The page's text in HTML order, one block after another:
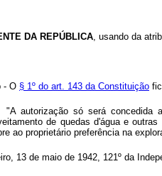
DA REPÚBLICA, usando da
- O § 1º do art. 143 da Constituição
"A autorização só será concedida
de quedas d'água e
ao proprietário preferência na
13 de maio de 1942, 121º da